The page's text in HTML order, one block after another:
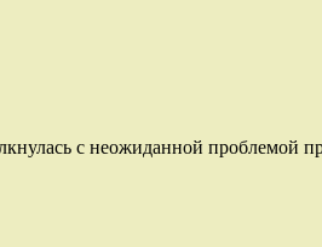
с неожиданной проблемой